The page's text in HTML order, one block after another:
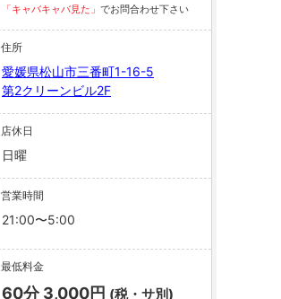
「キャバキャバ見た」 でお問合わせ下さい
住所
愛媛県松山市三番町1-16-5
第2クリーンビル2F
店休日
日曜
営業時間
21:00〜5:00
最低料金
60分 3,000円 (税・サ別)